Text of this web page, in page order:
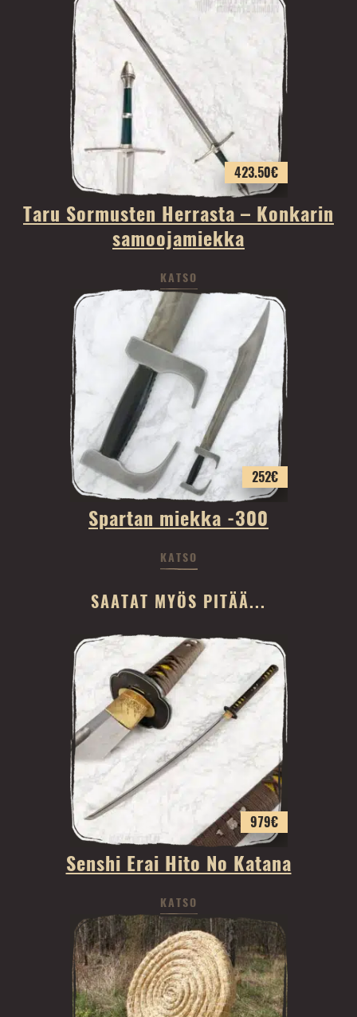
423.50€
Taru Sormusten Herrasta – Konkarin
samoojamiekka
KATSO
252€
Spartan miekka -300
KATSO
SAATAT MYÖS PITÄÄ...
979€
Senshi Erai Hito No Katana
KATSO